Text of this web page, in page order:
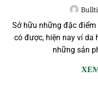
Sở hữu những đặc
có được, hiện nay ví da
những sản